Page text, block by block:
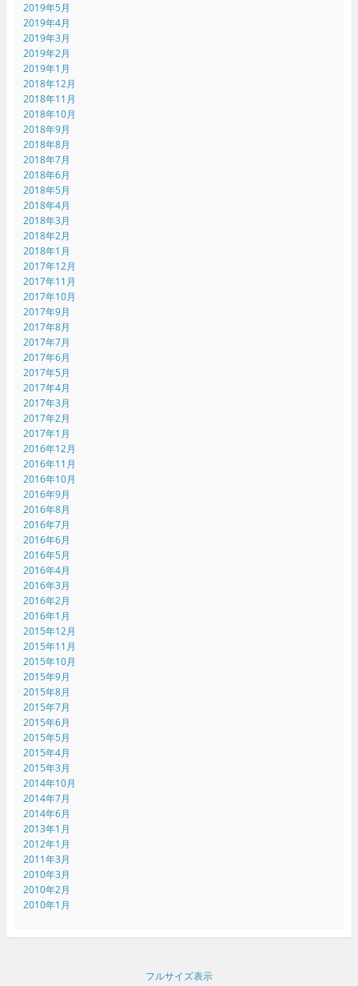
2019年5月
2019年4月
2019年3月
2019年2月
2019年1月
2018年12月
2018年11月
2018年10月
2018年9月
2018年8月
2018年7月
2018年6月
2018年5月
2018年4月
2018年3月
2018年2月
2018年1月
2017年12月
2017年11月
2017年10月
2017年9月
2017年8月
2017年7月
2017年6月
2017年5月
2017年4月
2017年3月
2017年2月
2017年1月
2016年12月
2016年11月
2016年10月
2016年9月
2016年8月
2016年7月
2016年6月
2016年5月
2016年4月
2016年3月
2016年2月
2016年1月
2015年12月
2015年11月
2015年10月
2015年9月
2015年8月
2015年7月
2015年6月
2015年5月
2015年4月
2015年3月
2014年10月
2014年7月
2014年6月
2013年1月
2012年1月
2011年3月
2010年3月
2010年2月
2010年1月
フルサイズ表示